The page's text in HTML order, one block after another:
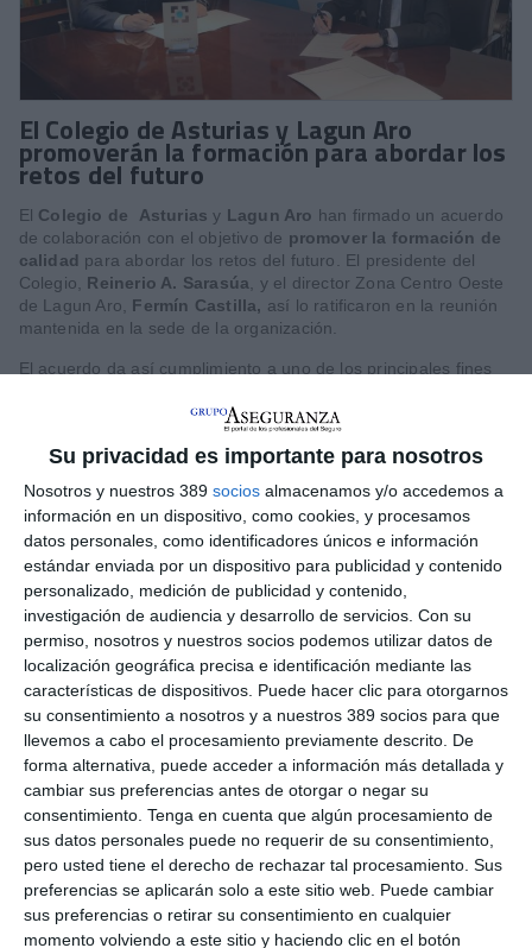
Su privacidad es importante para nosotros
Nosotros y nuestros 389 socios almacenamos y/o accedemos a
información en un dispositivo, como cookies, y procesamos
datos personales, como identificadores únicos e información
estándar enviada por un dispositivo para publicidad y contenido
personalizado, medición de publicidad y contenido,
investigación de audiencia y desarrollo de servicios. Con su
permiso, nosotros y nuestros socios podemos utilizar datos de
localización geográfica precisa e identificación mediante las
características de dispositivos. Puede hacer clic para otorgarnos
su consentimiento a nosotros y a nuestros 389 socios para que
llevemos a cabo el procesamiento previamente descrito. De
forma alternativa, puede acceder a información más detallada y
cambiar sus preferencias antes de otorgar o negar su
consentimiento. Tenga en cuenta que algún procesamiento de
sus datos personales puede no requerir de su consentimiento,
pero usted tiene el derecho de rechazar tal procesamiento. Sus
preferencias se aplicarán solo a este sitio web. Puede cambiar
sus preferencias o retirar su consentimiento en cualquier
momento volviendo a este sitio y haciendo clic en el botón
El Colegio de Asturias y Lagun Aro
promoverán la formación para abordar los
retos del futuro
El Colegio de Asturias y Lagun Aro han firmado un acuerdo
de colaboración con el objetivo de promover la formación de
calidad para abordar los retos del futuro. El presidente del
Colegio, Reinerio A. Sarasúa , y el director Zona Centro Oeste
de Lagun Aro,
Fermín Castilla, así lo ratificaron en la reunión
mantenida en la sede de la organización.
El acuerdo da así cumplimiento a uno de los principales fines
visibilidad a la mediación profesional . Al mismo tiempo,
refuerza el compromiso de ambas entidades por la
la información y formaciónsobre seguros de calidad.
En el transcurso del encuentro, el presidente de Mediadores
Asturias agradeció el apoyo de Lagun Aro al renovar el acuerdo
de colaboración entre las dos entidades y puso en valor la
importancia de contar con las compañías más solventes del
sector para, entre todos, seguir creciendo en un mercado cada
día más competitivo. "Esta colaboración permitirá, un año más,
crear nuevas sinergias que generarán beneficios para ambas
partes", afirmó Reinerio Sarasúa. Destacó además "la
importancia de este tipo de colaboraciones de cara a la mejora
de la competitividad del sector y la puesta en valor de la
mediación profesional comocanal prioritario de
distribución".
Por su parte, Fermín Castilla señaló que para Seguros Lagun
Aro es fundamental seguir contando con este tipo de alianzas
con los colegios, ya que gracias a esto la compañía cuenta con
un mayor conocimiento de las necesidades del sector en el
área de la mediación. A su vez, resulta importante en esta
época de incertidumbre económica apoyar a los colegios para
que estos a su vez apoyen a los mediadores con herramientas